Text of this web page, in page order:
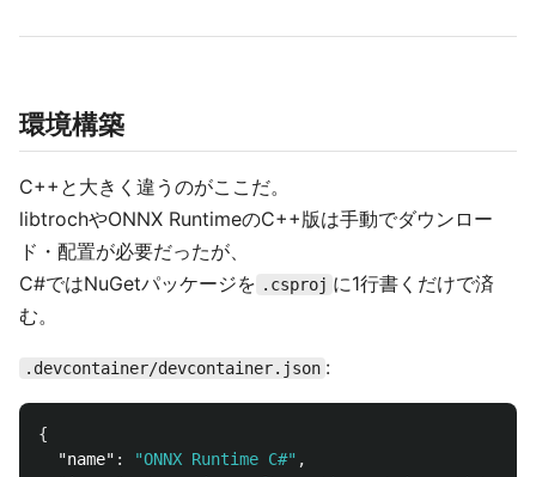
環境構築
C++と大きく違うのがここだ。
libtrochやONNX RuntimeのC++版は手動でダウンロー
ド・配置が必要だったが、
C#ではNuGetパッケージを .csproj に1行書くだけで済
む。
.devcontainer/devcontainer.json :
{
"name" : "ONNX Runtime C#" ,